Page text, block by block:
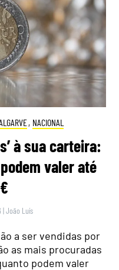
, NACIONAL
à sua carteira:
valer até
|João Luís
a ser vendidas por
as mais procuradas
podem valer